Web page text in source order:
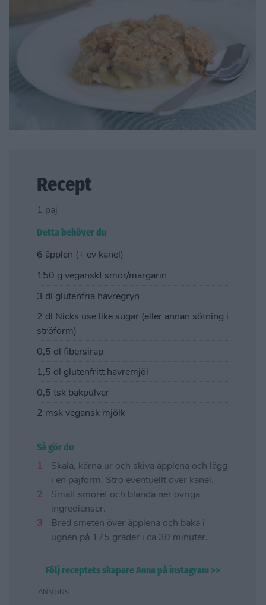
Recept
1 paj
Detta behöver du
6 äpplen (+ ev kanel)
150 g veganskt smör/margarin
3 dl glutenfria havregryn
2 dl Nicks use like sugar (eller annan sötning i
ströform)
0,5 dl fibersirap
1,5 dl glutenfritt havremjöl
0,5 tsk bakpulver
2 msk vegansk mjölk
Så gör du
Skala, kärna ur och skiva äpplena och lägg
i en pajform. Strö eventuellt över kanel.
Smält smöret och blanda ner övriga
ingredienser.
Bred smeten över äpplena och baka i
ugnen på 175 grader i ca 30 minuter.
Följ receptets skapare Anna på instagram >>